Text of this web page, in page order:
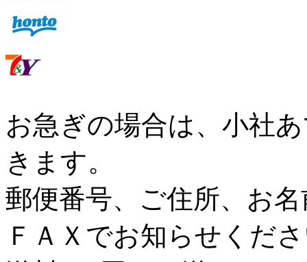
お急ぎの場合は、小社
きます。
郵便番号、ご住所、お
ＦＡＸでお知らせくだ